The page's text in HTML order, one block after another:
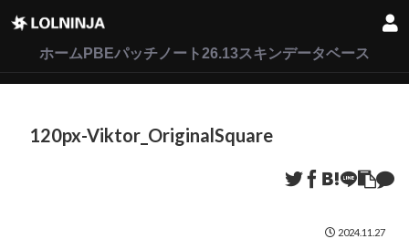
ホーム PBEパッチノート26.13スキンデータベース
120px-Viktor_OriginalSquare
2024.11.27